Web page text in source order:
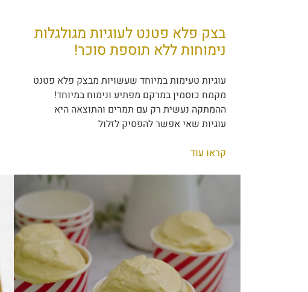
בצק פלא פטנט לעוגיות מגולגלות
נימוחות ללא תוספת סוכר!
עוגיות טעימות במיוחד שעשויות מבצק פלא פטנט
מקמח כוסמין במרקם מפתיע ונימוח במיוחד!
ההמתקה נעשית רק עם תמרים והתוצאה היא
עוגיות שאי אפשר להפסיק לזלול
קראו עוד